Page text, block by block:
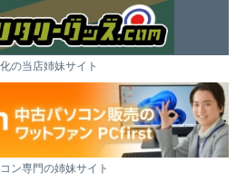
の当店姉妹サイト
ン専門の姉妹サイト